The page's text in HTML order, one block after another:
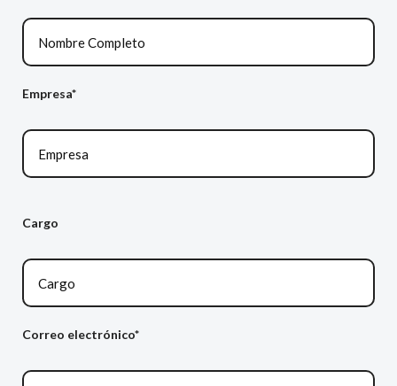
Empresa*
Cargo
Correo electrónico*